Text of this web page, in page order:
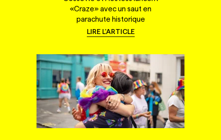
«Craze» avec un saut en
parachute historique
LIRE L'ARTICLE